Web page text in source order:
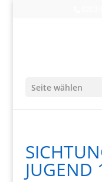
Seite wählen
JUGEND